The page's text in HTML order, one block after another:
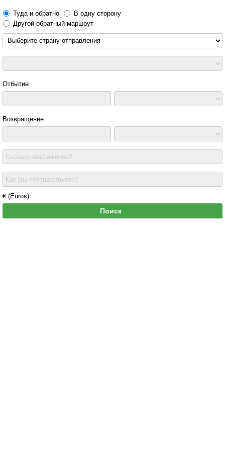
Туда и обратно
В одну сторону
Другой обратный маршрут
Отбытие
Возвращение
Сколько пассажиров?
Как Вы путешествуете?
€ (Euros)
Поиск